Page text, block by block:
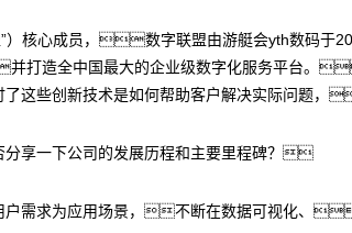
”）核心成员，数字联盟由游艇会yth数码于
造全中国最大的企业级数字化服务平台。
这些创新技术是如何帮助客户解决实际问题
享一下公司的发展历程和主要里程碑？
求为应用场景，不断在数据可视化、